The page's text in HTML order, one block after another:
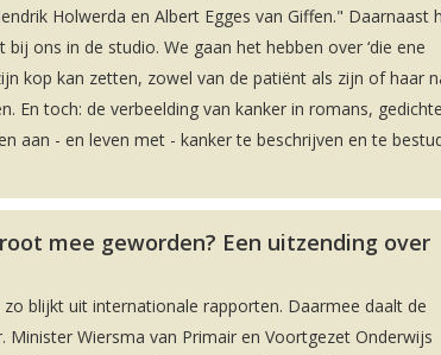
Holwerda en Albert Egges van Giffen." Daarnaast
ons in de studio. We gaan het hebben over ‘die ene
kop kan zetten, zowel van de patiënt als zijn of haar
En toch: de verbeelding van kanker in romans,
aan - en leven met - kanker te beschrijven en te
mee geworden? Een uitzending over
blijkt uit internationale rapporten. Daarmee daalt de
Wiersma van Primair en Voortgezet Onderwijs